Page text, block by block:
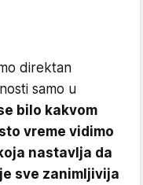
direktan
samo u
bilo kakvom
vreme vidimo
nastavlja da
sve zanimljivija